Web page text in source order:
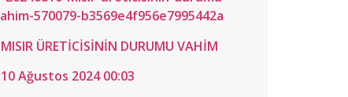
MISIR ÜRETİCİSİNİN DURUMU VAHİM
10 Ağustos 2024 00:03